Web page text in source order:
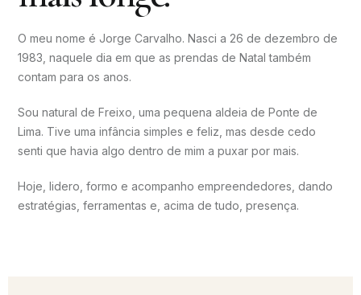
O meu nome é Jorge Carvalho. Nasci a 26 de dezembro de
1983, naquele dia em que as prendas de Natal também
contam para os anos.
Sou natural de Freixo, uma pequena aldeia de Ponte de
Lima. Tive uma infância simples e feliz, mas desde cedo
senti que havia algo dentro de mim a puxar por mais.
Hoje, lidero, formo e acompanho empreendedores, dando
estratégias, ferramentas e, acima de tudo, presença.